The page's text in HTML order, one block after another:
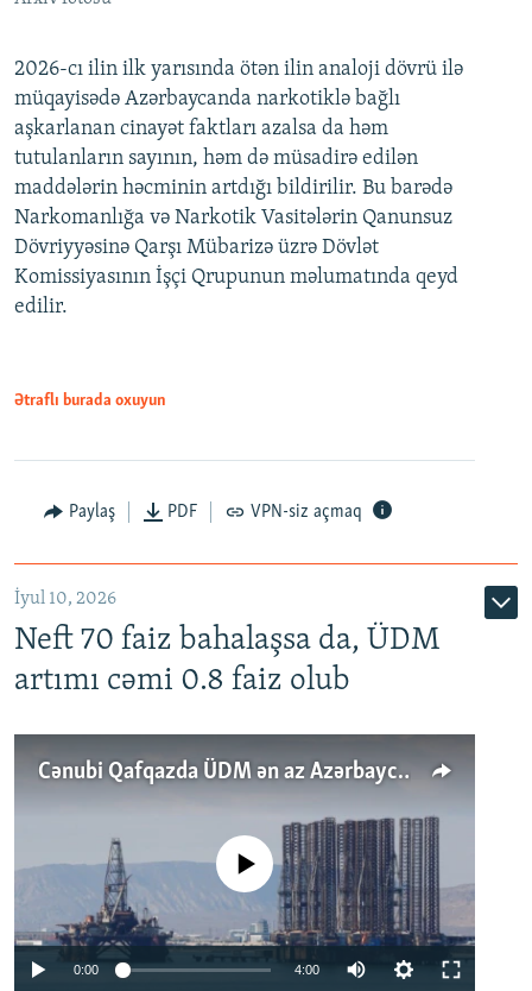
2026-cı ilin ilk yarısında ötən ilin analoji dövrü ilə
müqayisədə Azərbaycanda narkotiklə bağlı
aşkarlanan cinayət faktları azalsa da həm
tutulanların sayının, həm də müsadirə edilən
maddələrin həcminin artdığı bildirilir. Bu barədə
Narkomanlığa və Narkotik Vasitələrin Qanunsuz
Dövriyyəsinə Qarşı Mübarizə üzrə Dövlət
Komissiyasının İşçi Qrupunun məlumatında qeyd
edilir.
Ətraflı burada oxuyun
Paylaş PDF VPN-siz açmaq
İyul 10, 2026
Neft 70 faiz bahalaşsa da, ÜDM
artımı cəmi 0.8 faiz olub
Cənubi Qafqazda ÜDM ən az Azərbaycanda artır: Qonşuları niyə Bakını qabaqlaya bilir?
No media source currently available
0:00 4:00